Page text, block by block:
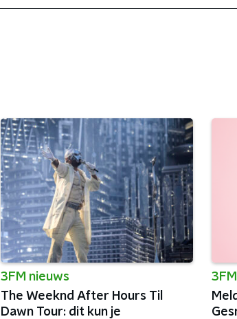
3FM nieuws
The Weeknd After Hours Til
Dawn Tour: dit kun je